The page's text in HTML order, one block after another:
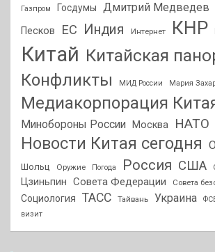
Газпром Госдумы Дмитрий Медведев
Песков
ЕС Индия Интернет КНР
Китай Китайская
Конфликты
МИД России Мария
Медиакорпорация
Минобороны России Москва НАТО
Новости Китая сегодня
Шольц
Оружие Погода Россия США
Цзиньпин Совета Федерации Совета
Социология ТАСС Тайвань Украина
визит